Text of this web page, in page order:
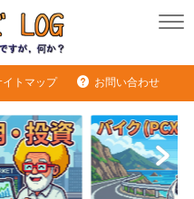
イトマップ お問い合わせ